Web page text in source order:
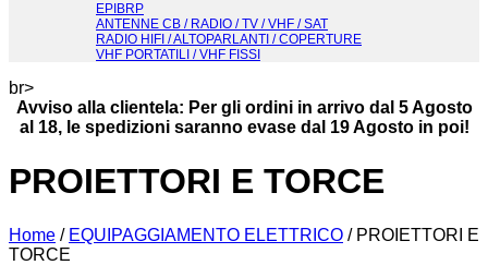
EPIBRP
ANTENNE CB / RADIO / TV / VHF / SAT
RADIO HIFI / ALTOPARLANTI / COPERTURE
VHF PORTATILI / VHF FISSI
br>
Avviso alla clientela: Per gli ordini in arrivo dal 5 Agosto
al 18, le spedizioni saranno evase dal 19 Agosto in poi!
PROIETTORI E TORCE
Home / EQUIPAGGIAMENTO ELETTRICO /PROIETTORI E
TORCE